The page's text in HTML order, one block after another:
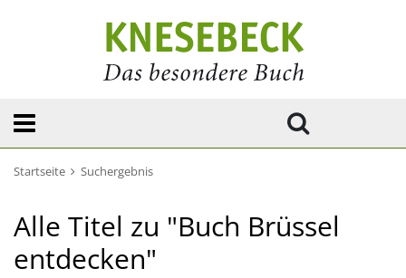
Startseite Suchergebnis
Alle Titel zu "Buch Brüssel
entdecken"